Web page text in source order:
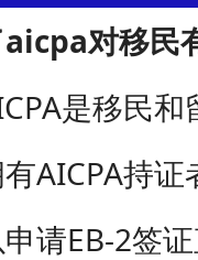
对移民
是移民
AICPA持
请EB-2签